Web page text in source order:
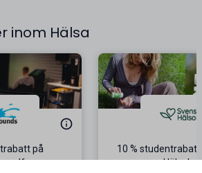
inom Hälsa
på
10 %